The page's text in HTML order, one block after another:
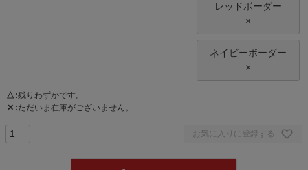
レッドボーダー
×
ネイビーボーダー
×
△ 残りわずかです。
✕ ただいま在庫がございません。
お気に入りに登録する